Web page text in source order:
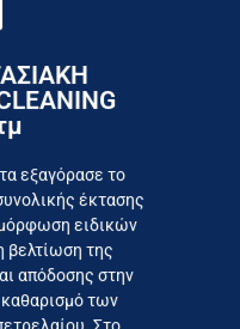
εξαγόρασε το
έκτασης
ειδικών
βελτίωση της
απόδοσης στην
των
για
τελικού